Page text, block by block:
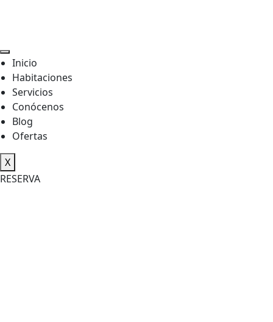
Inicio
Habitaciones
Servicios
Conócenos
Blog
Ofertas
X
RESERVA